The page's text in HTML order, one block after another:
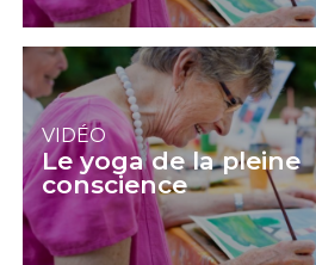
VIDÉO
Le yoga de la pleine
conscience